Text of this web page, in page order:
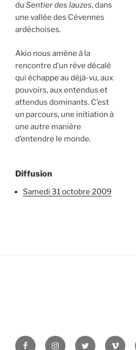
du Sentier des lauzes, dans
une vallée des Cévennes
ardéchoises.
Akio nous amène à la
rencontre d’un rêve décalé
qui échappe au déjà-vu, aux
pouvoirs, aux entendus et
attendus dominants. C’est
un parcours, une initiation à
une autre manière
d’entendre le monde.
Diffusion
samedi 31 octobre 2009
FacebookInstagramTwitter Vimeo